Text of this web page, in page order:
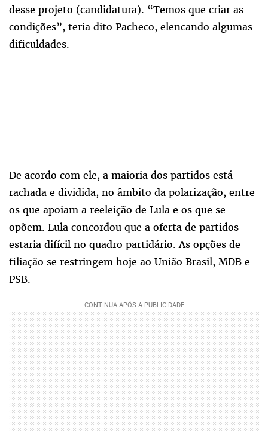
desse projeto (candidatura). “Temos que criar as
condições”, teria dito Pacheco, elencando algumas
dificuldades.
De acordo com ele, a maioria dos partidos está
rachada e dividida, no âmbito da polarização, entre
os que apoiam a reeleição de Lula e os que se
opõem. Lula concordou que a oferta de partidos
estaria difícil no quadro partidário. As opções de
filiação se restringem hoje ao União Brasil, MDB e
PSB.